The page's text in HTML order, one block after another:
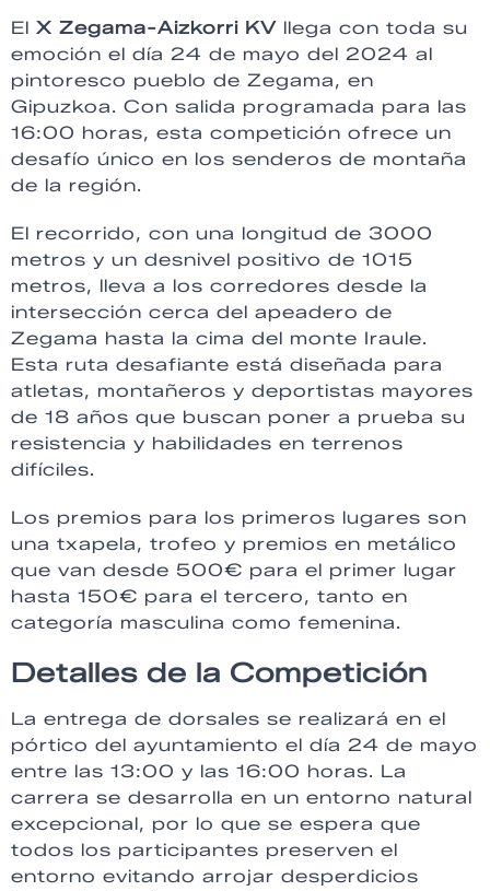
El X Zegama-Aizkorri KV llega con toda su
emoción el día 24 de mayo del 2024 al
pintoresco pueblo de Zegama, en
Gipuzkoa. Con salida programada para las
16:00 horas, esta competición ofrece un
desafío único en los senderos de montaña
de la región.
El recorrido, con una longitud de 3000
metros y un desnivel positivo de 1015
metros, lleva a los corredores desde la
intersección cerca del apeadero de
Zegama hasta la cima del monte Iraule.
Esta ruta desafiante está diseñada para
atletas, montañeros y deportistas mayores
de 18 años que buscan poner a prueba su
resistencia y habilidades en terrenos
difíciles.
Los premios para los primeros lugares son
una txapela, trofeo y premios en metálico
que van desde 500€ para el primer lugar
hasta 150€ para el tercero, tanto en
categoría masculina como femenina.
Detalles de la Competición
La entrega de dorsales se realizará en el
pórtico del ayuntamiento el día 24 de mayo
entre las 13:00 y las 16:00 horas. La
carrera se desarrolla en un entorno natural
excepcional, por lo que se espera que
todos los participantes preserven el
entorno evitando arrojar desperdicios